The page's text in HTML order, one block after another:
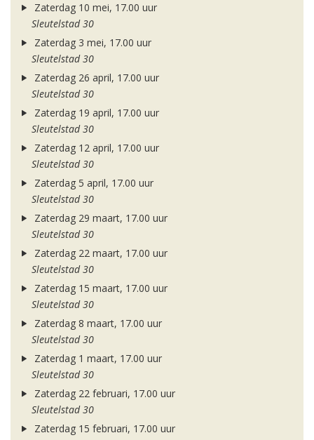
Zaterdag 10 mei, 17.00 uur
Sleutelstad 30
Zaterdag 3 mei, 17.00 uur
Sleutelstad 30
Zaterdag 26 april, 17.00 uur
Sleutelstad 30
Zaterdag 19 april, 17.00 uur
Sleutelstad 30
Zaterdag 12 april, 17.00 uur
Sleutelstad 30
Zaterdag 5 april, 17.00 uur
Sleutelstad 30
Zaterdag 29 maart, 17.00 uur
Sleutelstad 30
Zaterdag 22 maart, 17.00 uur
Sleutelstad 30
Zaterdag 15 maart, 17.00 uur
Sleutelstad 30
Zaterdag 8 maart, 17.00 uur
Sleutelstad 30
Zaterdag 1 maart, 17.00 uur
Sleutelstad 30
Zaterdag 22 februari, 17.00 uur
Sleutelstad 30
Zaterdag 15 februari, 17.00 uur